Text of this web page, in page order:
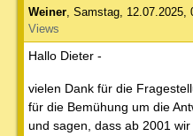
Weiner, Samstag, 12.07.2025,
Views
Hallo Dieter -
vielen Dank für die
für die Bemühung um die
und sagen, dass ab 2001